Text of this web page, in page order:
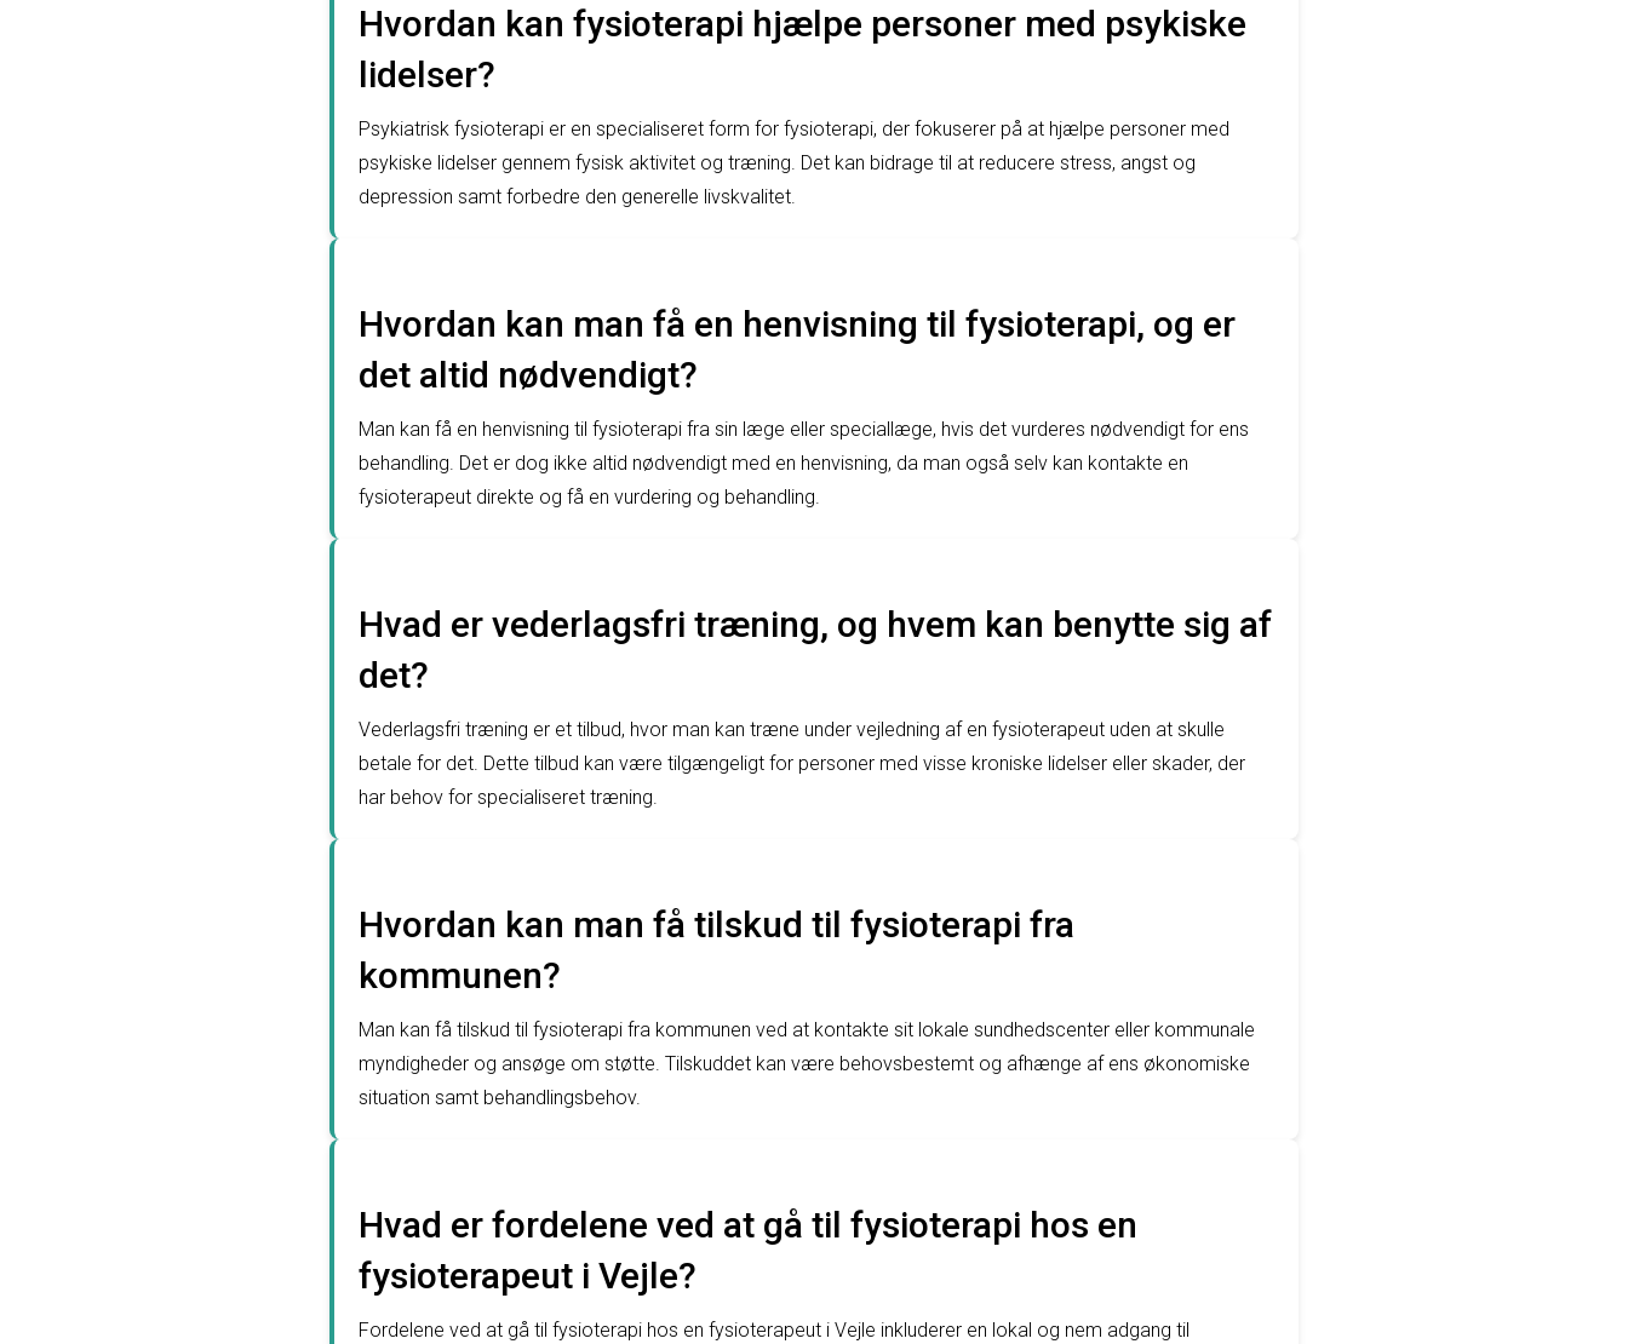
Hvordan kan fysioterapi hjælpe personer med psykiske
lidelser?
Psykiatrisk fysioterapi er en specialiseret form for fysioterapi, der fokuserer på at hjælpe personer med
psykiske lidelser gennem fysisk aktivitet og træning. Det kan bidrage til at reducere stress, angst og
depression samt forbedre den generelle livskvalitet.
Hvordan kan man få en henvisning til fysioterapi, og er
det altid nødvendigt?
Man kan få en henvisning til fysioterapi fra sin læge eller speciallæge, hvis det vurderes nødvendigt for ens
behandling. Det er dog ikke altid nødvendigt med en henvisning, da man også selv kan kontakte en
fysioterapeut direkte og få en vurdering og behandling.
Hvad er vederlagsfri træning, og hvem kan benytte sig af
det?
Vederlagsfri træning er et tilbud, hvor man kan træne under vejledning af en fysioterapeut uden at skulle
betale for det. Dette tilbud kan være tilgængeligt for personer med visse kroniske lidelser eller skader, der
har behov for specialiseret træning.
Hvordan kan man få tilskud til fysioterapi fra
kommunen?
Man kan få tilskud til fysioterapi fra kommunen ved at kontakte sit lokale sundhedscenter eller kommunale
myndigheder og ansøge om støtte. Tilskuddet kan være behovsbestemt og afhænge af ens økonomiske
situation samt behandlingsbehov.
Hvad er fordelene ved at gå til fysioterapi hos en
fysioterapeut i Vejle?
Fordelene ved at gå til fysioterapi hos en fysioterapeut i Vejle inkluderer en lokal og nem adgang til